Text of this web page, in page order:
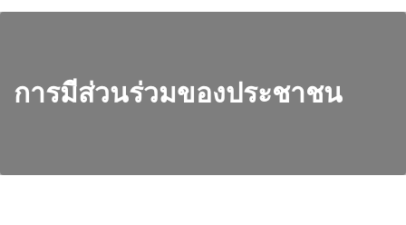
การมีส่วนร่วมของประชาชน